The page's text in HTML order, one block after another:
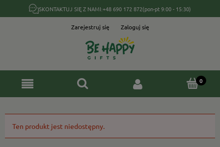
SKONTAKTUJ SIĘ Z NAMI:+48 690 172 872(pon-pt 9:00 - 15:30)
Zarejestruj się Zaloguj się
Ten produkt jest niedostępny.